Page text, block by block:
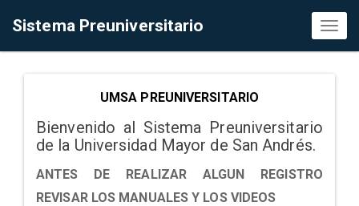
Sistema Preuniversitario
UMSA PREUNIVERSITARIO
Bienvenido al Sistema Preuniversitario
de la Universidad Mayor de San Andrés.
ANTES DE REALIZAR ALGUN REGISTRO
REVISAR LOS MANUALES Y LOS VIDEOS